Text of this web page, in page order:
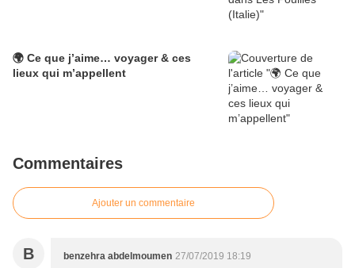
🌍 Ce que j’aime… voyager & ces
lieux qui m’appellent
Commentaires
Ajouter un commentaire
B benzehra abdelmoumen 27/07/2019 18:19